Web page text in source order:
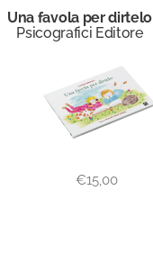
Una favola per dirtelo
Psicografici Editore
€15,00